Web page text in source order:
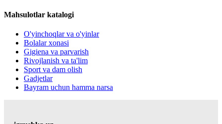
Mahsulotlar katalogi
O'yinchoqlar va o'yinlar
Bolalar xonasi
Gigiena va parvarish
Rivojlanish va ta'lim
Sport va dam olish
Gadjetlar
Bayram uchun hamma narsa